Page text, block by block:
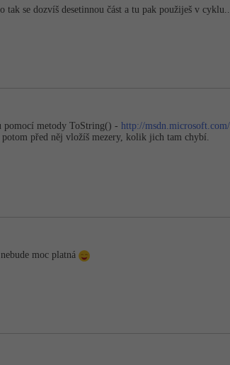
tak se dozvíš desetinnou část a tu pak použiješ v
pomocí metody ToString() - http://
před něj vložíš mezery, kolik jich tam chybí.
moc platná